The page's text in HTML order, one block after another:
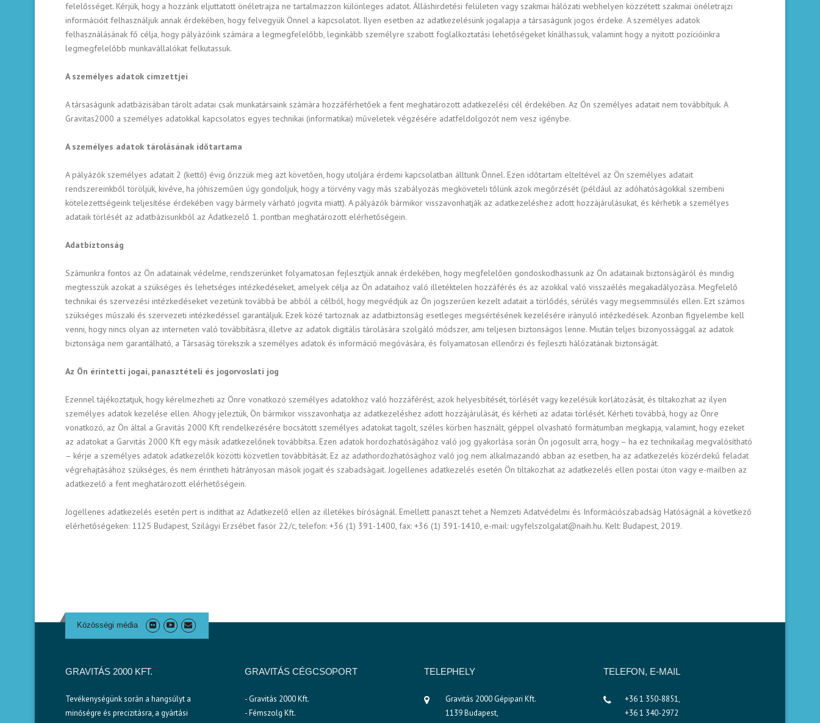
felelősséget. Kérjük, hogy a hozzánk eljuttatott önéletrajza ne tartalmazzon különleges adatot. Álláshirdetési felületen vagy szakmai hálózati webhelyen közzétett szakmai önéletrajzi
információit felhasználjuk annak érdekében, hogy felvegyük Önnel a kapcsolatot. Ilyen esetben az adatkezelésünk jogalapja a társaságunk jogos érdeke. A személyes adatok
felhasználásának fő célja, hogy pályázóink számára a legmegfelelőbb, leginkább személyre szabott foglalkoztatási lehetőségeket kínálhassuk, valamint hogy a nyitott pozícióinkra
legmegfelelőbb munkavállalókat felkutassuk.
A személyes adatok címzettjei
A társaságunk adatbázisában tárolt adatai csak munkatársaink számára hozzáférhetőek a fent meghatározott adatkezelési cél érdekében. Az Ön személyes adatait nem továbbítjuk. A
Gravitas2000 a személyes adatokkal kapcsolatos egyes technikai (informatikai) műveletek végzésére adatfeldolgozót nem vesz igénybe.
A személyes adatok tárolásának időtartama
A pályázók személyes adatait 2 (kettő) évig őrizzük meg azt követően, hogy utoljára érdemi kapcsolatban álltunk Önnel. Ezen időtartam elteltével az Ön személyes adatait
rendszereinkből töröljük, kivéve, ha jóhiszeműen úgy gondoljuk, hogy a törvény vagy más szabályozás megköveteli tőlünk azok megőrzését (például az adóhatóságokkal szembeni
kötelezettségeink teljesítése érdekében vagy bármely várható jogvita miatt). A pályázók bármikor visszavonhatják az adatkezeléshez adott hozzájárulásukat, és kérhetik a személyes
adataik törlését az adatbázisunkból az Adatkezelő 1. pontban meghatározott elérhetőségein.
Adatbiztonság
Számunkra fontos az Ön adatainak védelme, rendszerünket folyamatosan fejlesztjük annak érdekében, hogy megfelelően gondoskodhassunk az Ön adatainak biztonságáról és mindig
megtesszük azokat a szükséges és lehetséges intézkedéseket, amelyek célja az Ön adataihoz való illetéktelen hozzáférés és az azokkal való visszaélés megakadályozása. Megfelelő
technikai és szervezési intézkedéseket vezetünk továbbá be abból a célból, hogy megvédjük az Ön jogszerűen kezelt adatait a törlődés, sérülés vagy megsemmisülés ellen. Ezt számos
szükséges műszaki és szervezeti intézkedéssel garantáljuk. Ezek közé tartoznak az adatbiztonság esetleges megsértésének kezelésére irányuló intézkedések. Azonban figyelembe kell
venni, hogy nincs olyan az interneten való továbbításra, illetve az adatok digitális tárolására szolgáló módszer, ami teljesen biztonságos lenne. Miután teljes bizonyossággal az adatok
biztonsága nem garantálható, a Társaság törekszik a személyes adatok és információ megóvására, és folyamatosan ellenőrzi és fejleszti hálózatának biztonságát.
Az Ön érintetti jogai, panasztételi és jogorvoslati jog
Ezennel tájékoztatjuk, hogy kérelmezheti az Önre vonatkozó személyes adatokhoz való hozzáférést, azok helyesbítését, törlését vagy kezelésük korlátozását, és tiltakozhat az ilyen
személyes adatok kezelése ellen. Ahogy jeleztük, Ön bármikor visszavonhatja az adatkezeléshez adott hozzájárulását, és kérheti az adatai törlését. Kérheti továbbá, hogy az Önre
vonatkozó, az Ön által a Gravitás 2000 Kft rendelkezésére bocsátott személyes adatokat tagolt, széles körben használt, géppel olvasható formátumban megkapja, valamint, hogy ezeket
az adatokat a Garvitás 2000 Kft egy másik adatkezelőnek továbbítsa. Ezen adatok hordozhatóságához való jog gyakorlása során Ön jogosult arra, hogy – ha ez technikailag megvalósítható
– kérje a személyes adatok adatkezelők közötti közvetlen továbbítását. Ez az adathordozhatósághoz való jog nem alkalmazandó abban az esetben, ha az adatkezelés közérdekű feladat
végrehajtásához szükséges, és nem érintheti hátrányosan mások jogait és szabadságait. Jogellenes adatkezelés esetén Ön tiltakozhat az adatkezelés ellen postai úton vagy e-mailben az
adatkezelő a fent meghatározott elérhetőségein.
Jogellenes adatkezelés esetén pert is indíthat az Adatkezelő ellen az illetékes bíróságnál. Emellett panaszt tehet a Nemzeti Adatvédelmi és Információszabadság Hatóságnál a következő
elérhetőségeken: 1125 Budapest, Szilágyi Erzsébet fasor 22/c, telefon: +36 (1) 391-1400, fax: +36 (1) 391-1410, e-mail: ugyfelszolgalat@naih.hu. Kelt: Budapest, 2019.
Közösségi média
GRAVITÁS 2000 KFT.
Tevékenységünk során a hangsúlyt a
minőségre és precizitásra, a gyártási
GRAVITÁS CÉGCSOPORT
- Gravitás 2000 Kft.
- Fémszolg Kft.
TELEPHELY
Gravitás 2000 Gépipari Kft.
1139 Budapest,
TELEFON, E-MAIL
+36 1 350-8851,
+36 1 340-2972